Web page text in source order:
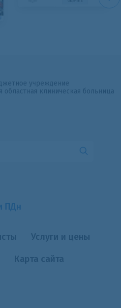
учреждение
областная клиническая больница
ПДн
Услуги и цены
Карта сайта